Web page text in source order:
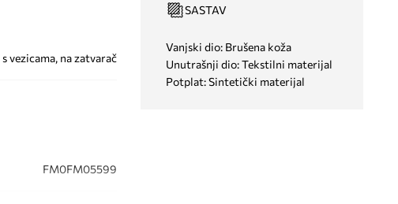
s vezicama, na zatvarač
FM0FM05599
SASTAV
Vanjski dio: Brušena koža
Unutrašnji dio: Tekstilni materijal
Potplat: Sintetički materijal